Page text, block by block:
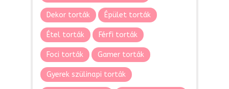
Dekor torták Épület torták
Étel torták Férfi torták
Foci torták Gamer torták
Gyerek szülinapi torták